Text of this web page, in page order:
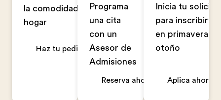
la comodidad de tu
hogar
Haz tu pedido ahora
Programa
una cita
con un
Asesor de
Admisiones
Reserva ahora
Inicia tu
para inscribirte
en primavera u
otoño
Aplica ahora